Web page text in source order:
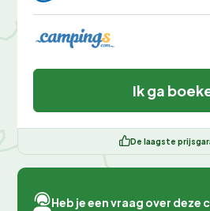
Ik ga
De laagste
Heb je een vraag over deze